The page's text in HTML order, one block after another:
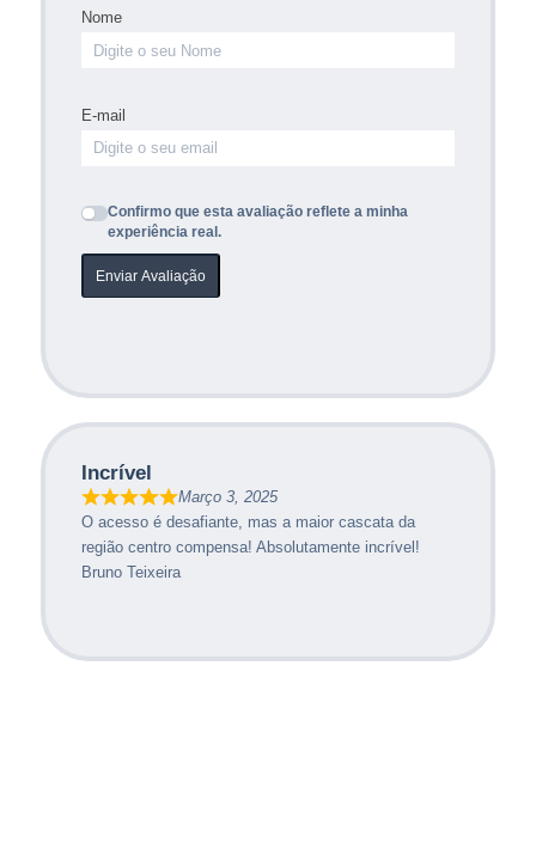
Nome
E-mail
Confirmo que esta avaliação reflete a minha
experiência real.
Enviar Avaliação
Incrível
Março 3, 2025
O acesso é desafiante, mas a maior cascata da
região centro compensa! Absolutamente incrível!
Bruno Teixeira